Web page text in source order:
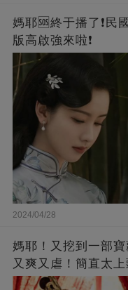
媽耶🆘終于播了❗️民
版高啟強來啦❗
2024/04/28
媽耶！又挖到一部
又爽又虐！簡直太上